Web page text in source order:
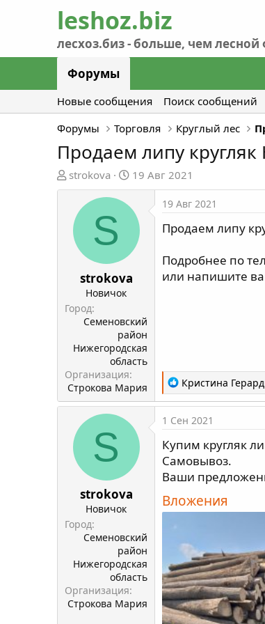
Форумы
Новые сообщения
Поиск сообщений
Форумы
Торговля Круглый лес
Продаем липу
А
в
о
р
strokova
Д
а
а
а
а
19 Авг 2021
S
strokova
Новичок
Город
Семеновский
район
Нижегородская
область
Организация
Строкова Мария
19 Авг 2021
Продаем липу
Подробнее по
или напишите
Р
е
а
к
и
и
:
Кристина
S
strokova
Новичок
Город
Семеновский
район
Нижегородская
область
Организация
Строкова Мария
1 Сен 2021
Купим кругляк
Самовывоз.
Ваши
Вложения